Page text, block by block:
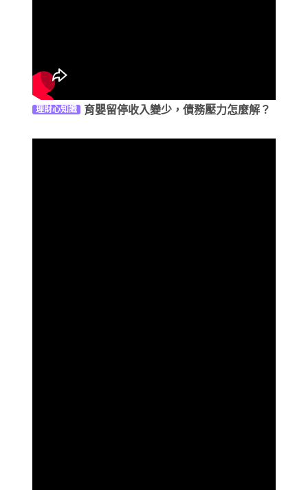
理財心知識 育嬰留停收入變少，債務壓力怎麼解？